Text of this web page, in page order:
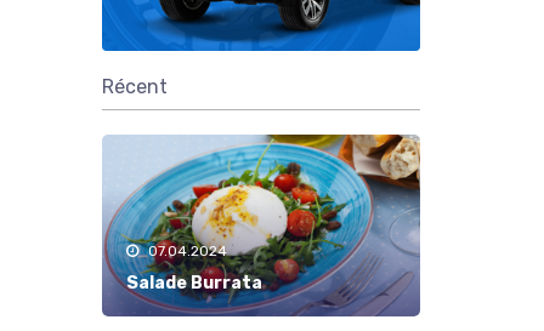
Récent
07.04.2024
Salade Burrata